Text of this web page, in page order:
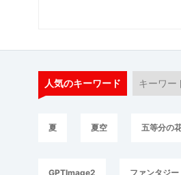
人気のキーワード キーワー
夏 夏空 五等分の
GPTImage2 ファンタジー